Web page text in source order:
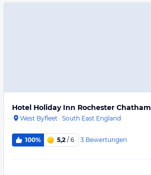
Hotel Holiday Inn Rochester Chatham
West Byfleet · South East England
100% 5,2 / 6 3 Bewertungen